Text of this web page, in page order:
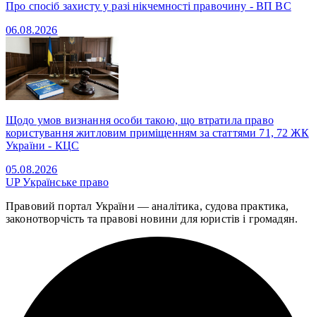
Про спосіб захисту у разі нікчемності правочину - ВП ВС
06.08.2026
Щодо умов визнання особи такою, що втратила право
користування житловим приміщенням за статтями 71, 72 ЖК
України - КЦС
05.08.2026
UPУкраїнське право
Правовий портал України — аналітика, судова практика,
законотворчість та правові новини для юристів і громадян.